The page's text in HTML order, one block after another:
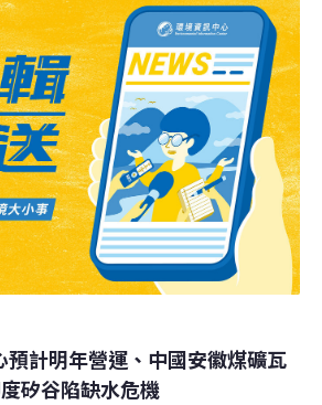
達600萬人口陷入用水危機，並迫使
急狀態。每人每天的用水量被限制在
農業與工業的用水量也被大幅削減，
，工業則須減少25%左右的用水。
顯示，當地居民平均一個人的日用水
居民仍需想辦法「自籌」水資源。
，巴塞隆納地區內乾旱最為嚴重的村
要數次前往野外尋找山泉取水，而在
預計明年營運、中國安徽煤礦瓦
矽谷陷缺水危機